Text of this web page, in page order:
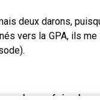
deux darons,
vers la GPA, ils